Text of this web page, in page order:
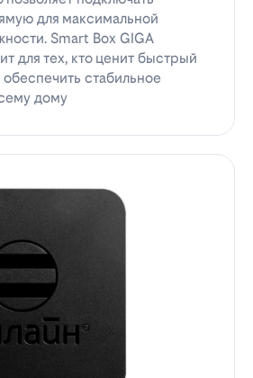
для максимальной
Smart Box GIGA
для тех, кто ценит быстрый
стабильное
дому